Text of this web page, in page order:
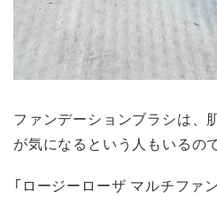
ファンデーションブラシは、
が気になるという人もいるの
「ロージーローザ マルチファ